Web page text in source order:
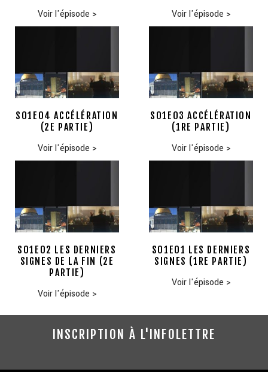
Voir l'épisode > Voir l'épisode >
S01E04 ACCÉLÉRATION
(2E PARTIE)
Voir l'épisode >
S01E03 ACCÉLÉRATION
(1RE PARTIE)
Voir l'épisode >
S01E02 LES DERNIERS
SIGNES DE LA FIN (2E
PARTIE)
Voir l'épisode >
S01E01 LES DERNIERS
SIGNES (1RE PARTIE)
Voir l'épisode >
INSCRIPTION À L'INFOLETTRE